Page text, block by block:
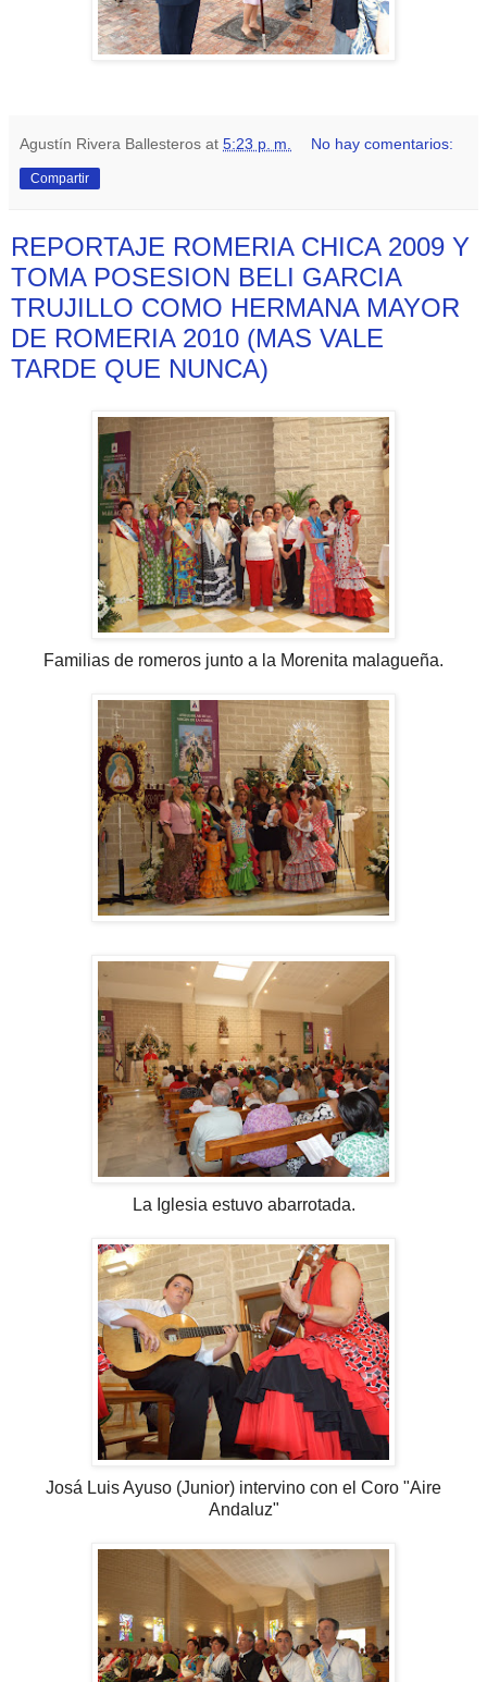
Agustín Rivera Ballesteros at 5:23 p. m. No hay comentarios:
Compartir
REPORTAJE ROMERIA CHICA 2009 Y
TOMA POSESION BELI GARCIA
TRUJILLO COMO HERMANA MAYOR
DE ROMERIA 2010 (MAS VALE
TARDE QUE NUNCA)
Familias de romeros junto a la Morenita malagueña.
La Iglesia estuvo abarrotada.
Josá Luis Ayuso (Junior) intervino con el Coro "Aire
Andaluz"